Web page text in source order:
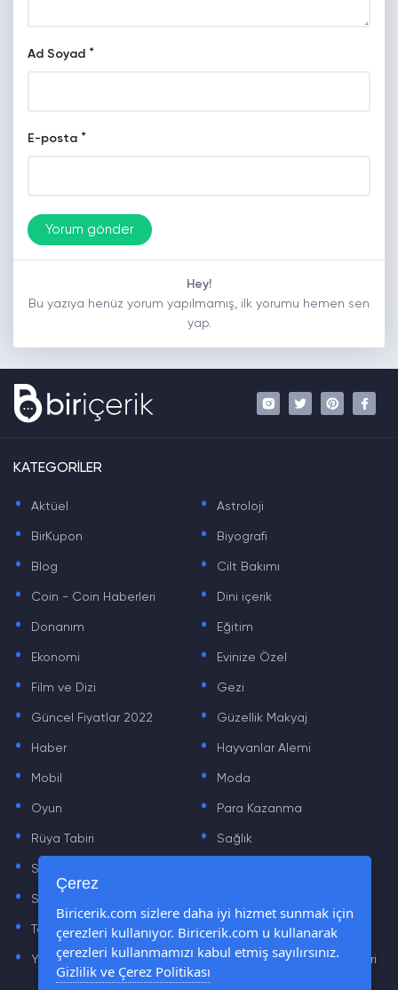
Ad Soyad *
E-posta *
Hey!
Bu yazıya henüz yorum yapılmamış, ilk yorumu hemen sen
yap.
KATEGORİLER
. Aktüel . Astroloji
. BirKupon . Biyografi
. Blog . Cilt Bakımı
. Coin - Coin Haberleri . Dini içerik
. Donanım . Eğitim
. Ekonomi . Evinize Özel
. Film ve Dizi . Gezi
. Güncel Fiyatlar 2022 . Güzellik Makyaj
. Haber . Hayvanlar Alemi
. Mobil . Moda
. Oyun . Para Kazanma
. Rüya Tabiri . Sağlık
. Sinema .
. Sözler
. Teknoloji Haberleri . Yaşam
. Yazılım Haberleri . Yiyecek Önerileri ve Tarifleri
Çerez
Biricerik.com sizlere daha iyi hizmet sunmak için
çerezleri kullanıyor. Biricerik.com u kullanarak
çerezleri kullanmamızı kabul etmiş sayılırsınız.
Gizlilik ve Çerez Politikası